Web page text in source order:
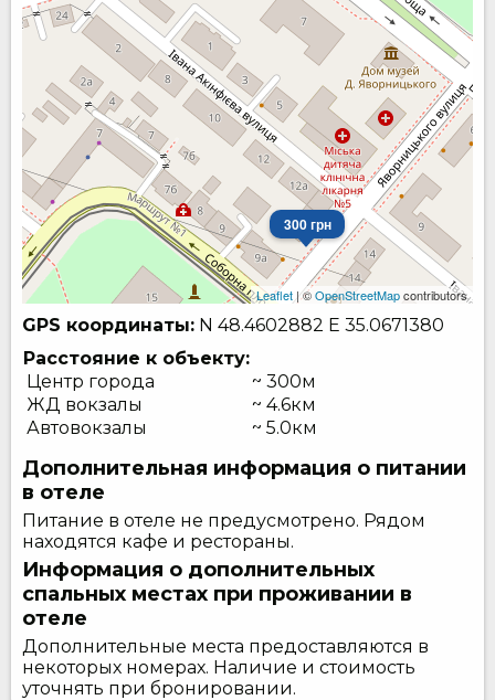
300 грн
Leaflet| ©OpenStreetMapcontributors
GPS координаты: N 48.4602882 E 35.0671380
Расстояние к объекту:
Центр города
~ 300м
ЖД вокзалы
~ 4.6км
Автовокзалы
~ 5.0км
Дополнительная информация о питании
в отеле
Питание в отеле не предусмотрено. Рядом
находятся кафе и рестораны.
Информация о дополнительных
спальных местах при проживании в
отеле
Дополнительные места предоставляются в
некоторых номерах. Наличие и стоимость
уточнять при бронировании.